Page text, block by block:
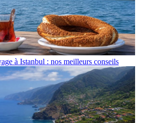
à Istanbul : nos meilleurs conseils